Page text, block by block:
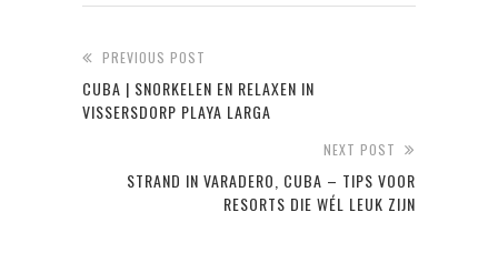
PREVIOUS POST
CUBA | SNORKELEN EN RELAXEN IN
VISSERSDORP PLAYA LARGA
NEXT POST
STRAND IN VARADERO, CUBA – TIPS VOOR
RESORTS DIE WÉL LEUK ZIJN